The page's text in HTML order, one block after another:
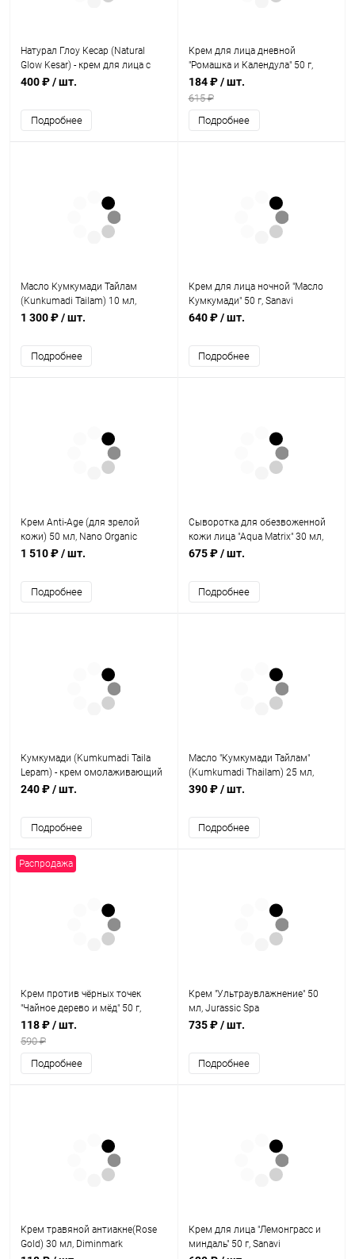
Натурал Глоу Кесар (Natural
Glow Kesar) - крем для лица c
шафраном и ниацинамидом /
400 ₽/ шт.
Подробнее
Крем для лица дневной
"Ромашка и Календула" 50 г,
Sanavi
184 ₽/ шт.
615 ₽
Подробнее
Масло Кумкумади Тайлам
(Kunkumadi Tailam) 10 мл,
Kottakkal
1 300 ₽/ шт.
Подробнее
Крем для лица ночной "Масло
Кумкумади" 50 г, Sanavi
640 ₽/ шт.
Подробнее
Крем Anti-Age (для зрелой
кожи) 50 мл, Nano Organic
1 510 ₽/ шт.
Подробнее
Сыворотка для обезвоженной
кожи лица "Aqua Matrix" 30 мл,
Jurassic Spa
675 ₽/ шт.
Подробнее
Кумкумади (Kumkumadi Taila
Lepam) - крем омолаживающий
/ 15 г, SKM Siddha
240 ₽/ шт.
Подробнее
Масло "Кумкумади Тайлам"
(Kumkumadi Thailam) 25 мл,
VASU
390 ₽/ шт.
Подробнее
Распродажа
Крем против чёрных точек
"Чайное дерево и мёд" 50 г,
Sanavi
118 ₽/ шт.
590 ₽
Подробнее
Крем "Ультраувлажнение" 50
мл, Jurassic Spa
735 ₽/ шт.
Подробнее
Крем травяной антиакне(Rose
Gold) 30 мл, Diminmark
Крем для лица "Лемонграсс и
миндаль" 50 г, Sanavi